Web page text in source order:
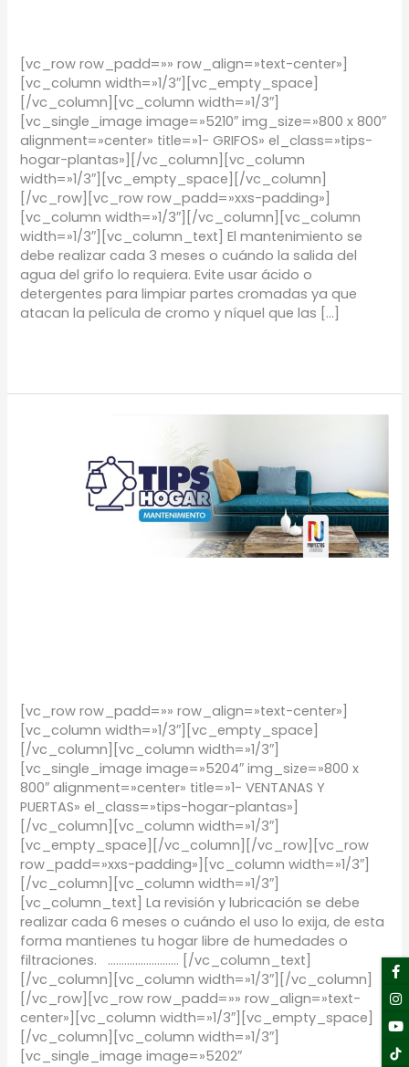
[vc_row row_padd=»» row_align=»text-center»]
[vc_column width=»1/3″][vc_empty_space]
[/vc_column][vc_column width=»1/3″]
[vc_single_image image=»5210″ img_size=»800 x 800″
alignment=»center» title=»1- GRIFOS» el_class=»tips-
hogar-plantas»][/vc_column][vc_column
width=»1/3″][vc_empty_space][/vc_column]
[/vc_row][vc_row row_padd=»xxs-padding»]
[vc_column width=»1/3″][/vc_column][vc_column
width=»1/3″][vc_column_text] El mantenimiento se
debe realizar cada 3 meses o cuándo la salida del
agua del grifo lo requiera. Evite usar ácido o
detergentes para limpiar partes cromadas ya que
atacan la película de cromo y níquel que las […]
[vc_row row_padd=»» row_align=»text-center»]
[vc_column width=»1/3″][vc_empty_space]
[/vc_column][vc_column width=»1/3″]
[vc_single_image image=»5204″ img_size=»800 x
800″ alignment=»center» title=»1- VENTANAS Y
PUERTAS» el_class=»tips-hogar-plantas»]
[/vc_column][vc_column width=»1/3″]
[vc_empty_space][/vc_column][/vc_row][vc_row
row_padd=»xxs-padding»][vc_column width=»1/3″]
[/vc_column][vc_column width=»1/3″]
[vc_column_text] La revisión y lubricación se debe
realizar cada 6 meses o cuándo el uso lo exija, de esta
forma mantienes tu hogar libre de humedades o
filtraciones. …………………….. [/vc_column_text]
[/vc_column][vc_column width=»1/3″][/vc_column]
[/vc_row][vc_row row_padd=»» row_align=»text-
center»][vc_column width=»1/3″][vc_empty_space]
[/vc_column][vc_column width=»1/3″]
[vc_single_image image=»5202″
Mantenimiento
f